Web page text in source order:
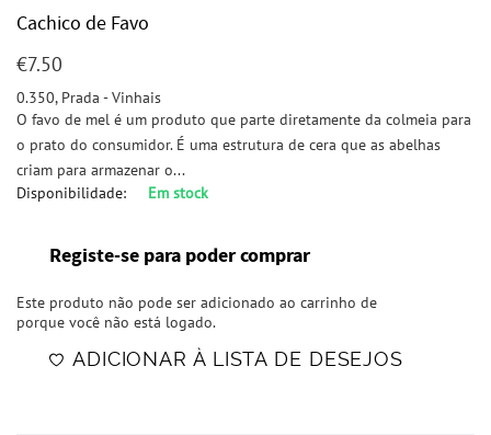
Cachico de Favo
€7.50
0.350, Prada - Vinhais
O favo de mel é um produto que parte diretamente da colmeia para
o prato do consumidor. É uma estrutura de cera que as abelhas
criam para armazenar o...
Disponibilidade:
Em stock
Registe-se para poder comprar
Este produto não pode ser adicionado ao carrinho de
porque você não está logado.
ADICIONAR À LISTA DE DESEJOS